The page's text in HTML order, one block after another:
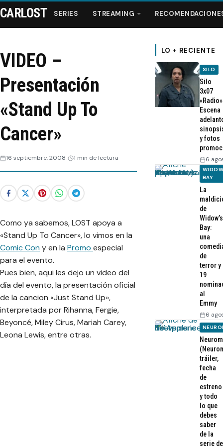
Streaming
Recomendaciones
Videos
Webisodios
CARLOST SERIES STREAMING
VIDEO –
Presentación
«Stand Up To
Cancer»
16 septiembre, 2008 1 min de lectura
Como ya sabemos, LOST apoya a
«Stand Up To Cancer», lo vimos en la
Comic Cony en la Promo especial
para el evento.
Pues bien, aqui les dejo un video del
día del evento, la presentación oficial
de la cancion «Just Stand Up»,
interpretada por Rihanna, Fergie,
Beyoncé, Miley Cirus, Mariah Carey,
Leona Lewis, entre otras.
LO + RECIENTE
SILO
Silo
3x07
Escena
y fotos
6
BAY
La
de
Widow’s
Bay:
una
de
terror y
19
al
Emmy
6
tráiler,
fecha
de
estreno
y todo
lo que
debes
saber
de la
serie de